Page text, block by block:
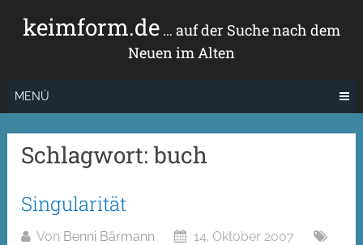
Inhaltkeimform.de… auf der Suche nach dem
Neuen im Alten
MENÜ
Schlagwort:buch
Singularität
Von Benni Bärmann
14. Oktober 2007